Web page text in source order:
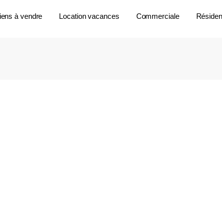
à vendre Location vacances Commerciale